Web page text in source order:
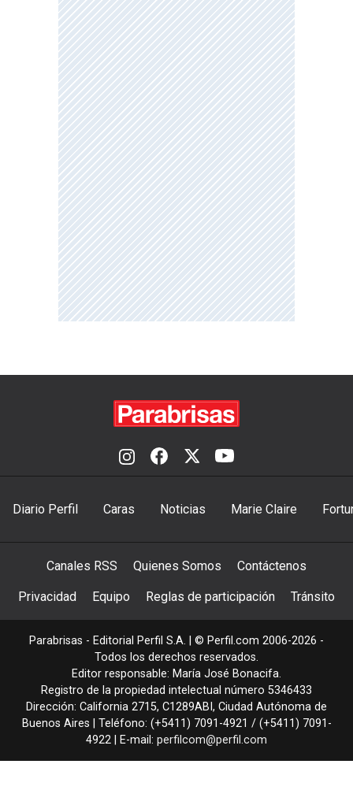
Diario Perfil Caras Noticias Marie Claire
Canales RSS Quienes Somos Contáctenos
Privacidad Equipo Reglas de participación Tránsito
Parabrisas - Editorial Perfil S.A. | © Perfil.com 2006-2026 -
Todos los derechos reservados.
Editor responsable: María José Bonacifa.
Registro de la propiedad intelectual número 5346433
Dirección: California 2715, C1289ABI , Ciudad Autónoma de
Buenos Aires | Teléfono: (+5411) 7091-4921 / (+5411) 7091-
4922 | E-mail: perfilcom@perfil.com